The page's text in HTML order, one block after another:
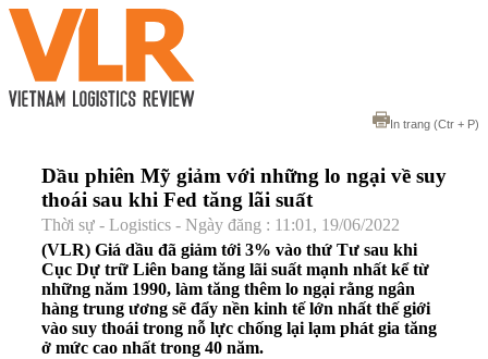
In trang (Ctr + P)
Dầu phiên Mỹ giảm với những lo ngại về suy
thoái sau khi Fed tăng lãi suất
Thời sự - Logistics - Ngày đăng : 11:01, 19/06/2022
(VLR) Giá dầu đã giảm tới 3% vào thứ Tư sau khi
Cục Dự trữ Liên bang tăng lãi suất mạnh nhất kể từ
những năm 1990, làm tăng thêm lo ngại rằng ngân
hàng trung ương sẽ đẩy nền kinh tế lớn nhất thế giới
vào suy thoái trong nỗ lực chống lại lạm phát gia tăng
ở mức cao nhất trong 40 năm.